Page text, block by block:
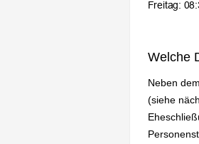
Welche
Neben
(siehe